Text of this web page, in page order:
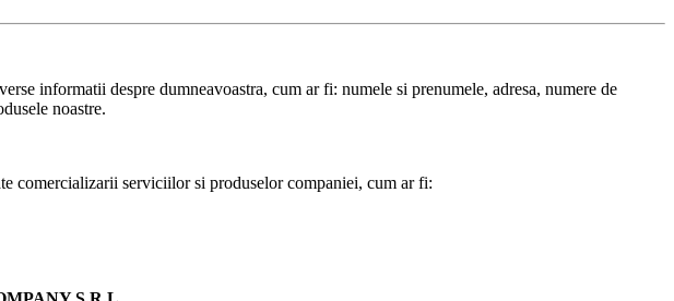
informatii despre dumneavoastra, cum ar fi: numele si prenumele, adresa, numere de
noastre.
comercializarii serviciilor si produselor companiei, cum ar fi: